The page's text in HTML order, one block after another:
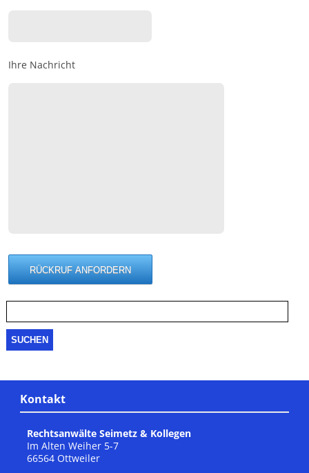
Ihre Nachricht
nach:
Kontakt
Rechtsanwälte Seimetz & Kollegen
Im Alten Weiher 5-7
66564 Ottweiler